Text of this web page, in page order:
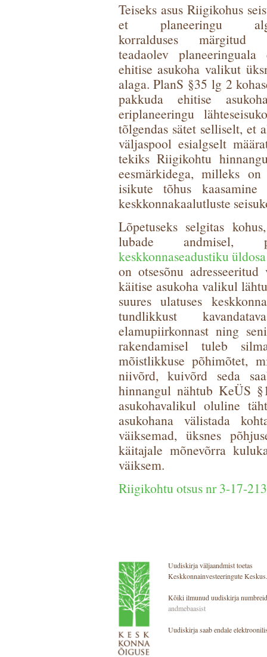
Teiseks asus Riigikohus
et planeeringu
korralduses märgitud
teadaolev
ehitise asukoha valikut
alaga. PlanS §35 lg 2
pakkuda ehitise
eriplaneeringu
tõlgendas sätet selliselt, et
väljaspool esialgselt
tekiks Riigikohtu
eesmärkidega, milleks
isikute tõhus kaasamine
keskkonnakaalutluste
Lõpetuseks selgitas
lubade andmisel,
keskkonnaseadustiku
on otsesõnu
käitise asukoha valikul
suures ulatuses
tundlikkust
elamupiirkonnast ning
rakendamisel tuleb
mõistlikkuse põhimõtet,
niivõrd, kuivõrd seda
hinnangul nähtub KeÜS
asukohavalikul oluline
asukohana välistada
väiksemad, üksnes
käitajale mõnevõrra
väiksem.
Riigikohtu otsus nr 3-17-
Uudiskirja väljaandmist toetas
Keskkonnainvesteeringute Keskus.
Kõiki ilmunud uudiskirja
andmebaasist
Uudiskirja saab endale